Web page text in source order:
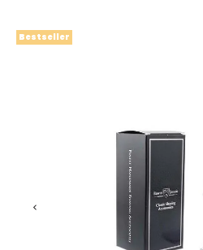
Bestseller